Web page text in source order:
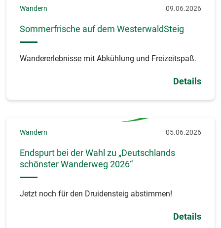
Wandern 09.06.2026
Sommerfrische auf dem WesterwaldSteig
Wandererlebnisse mit Abkühlung und Freizeitspaß.
Details
Wandern 05.06.2026
Endspurt bei der Wahl zu „Deutschlands
schönster Wanderweg 2026“
Jetzt noch für den Druidensteig abstimmen!
Details